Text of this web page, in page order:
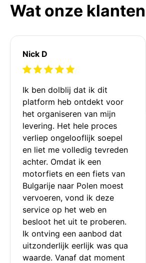
Wat onze
Nick D
Ik ben dolblij dat ik dit
platform heb ontdekt voor
het organiseren van mijn
levering. Het hele proces
verliep ongelooflijk soepel
en liet me volledig tevreden
achter. Omdat ik een
motorfiets en een fiets van
Bulgarije naar Polen moest
vervoeren, vond ik deze
service op het web en
besloot het uit te proberen.
Ik ontving een aanbod dat
uitzonderlijk eerlijk was qua
waarde. Vanaf dat moment